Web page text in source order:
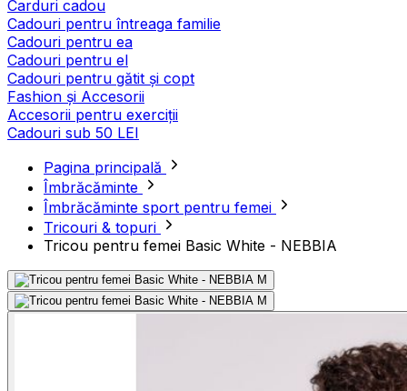
Carduri cadou
Cadouri pentru întreaga familie
Cadouri pentru ea
Cadouri pentru el
Cadouri pentru gătit și copt
Fashion și Accesorii
Accesorii pentru exerciții
Cadouri sub 50 LEI
Pagina principală
Îmbrăcăminte
Îmbrăcăminte sport pentru femei
Tricouri & topuri
Tricou pentru femei Basic White - NEBBIA